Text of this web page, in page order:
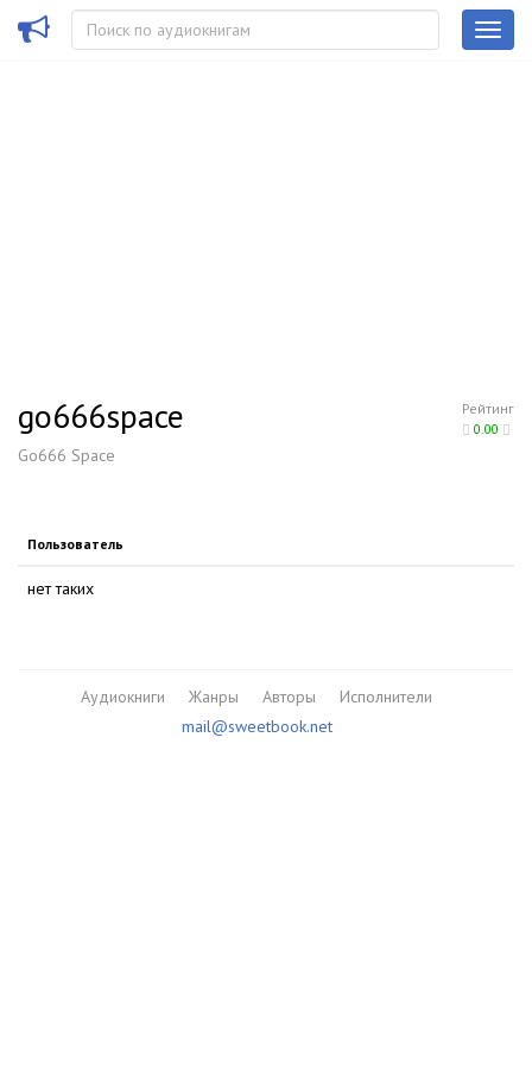
Рейтинг
0.00
go666space
Go666 Space
Пользователь
нет таких
Аудиокниги Жанры Авторы
Исполнители
mail@sweetbook.net